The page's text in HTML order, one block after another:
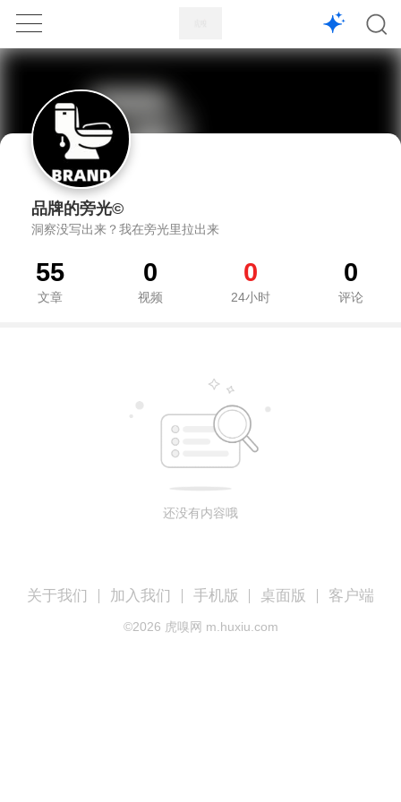
1X
品牌的旁光©
洞察没写出来？我在旁光里拉出来
55
文章
0
视频
0
24小时
0
评论
还没有内容哦
关于我们 加入我们 手机版 桌面版 客户端
©2026 虎嗅网 m.huxiu.com